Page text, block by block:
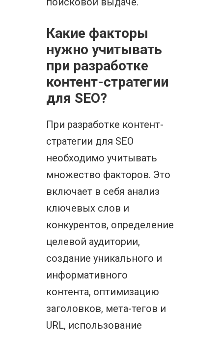
Какие факторы
нужно учитывать
при разработке
контент-стратегии
для SEO?
При разработке контент-
стратегии для SEO
необходимо учитывать
множество факторов. Это
включает в себя анализ
ключевых слов и
конкурентов, определение
целевой аудитории,
создание уникального и
информативного
контента, оптимизацию
заголовков, мета-тегов и
URL, использование